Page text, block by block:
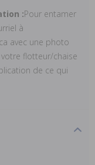
:Pour entamer
à
avec une photo
flotteur/chaise
de ce qui